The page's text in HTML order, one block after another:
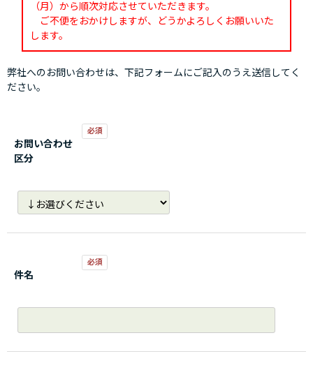
（月）から順次対応させていただきます。
ご不便をおかけしますが、どうかよろしくお願いいた
します。
弊社へのお問い合わせは、下記フォームにご記入のうえ送信してく
ださい。
お問い合わせ
区分
件名